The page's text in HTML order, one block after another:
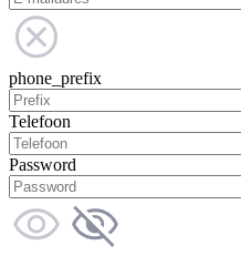
phone_prefix
Telefoon
Password